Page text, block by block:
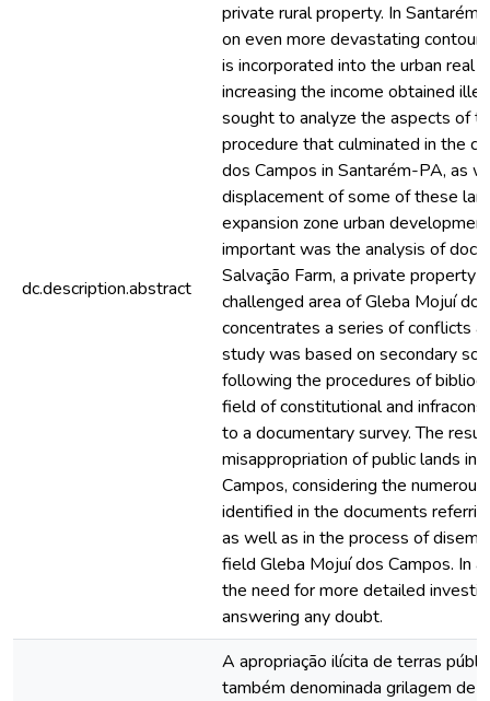
dc.description.abstract
private rural property. In
on even more devastating
is incorporated into the urban real
increasing the income obtained
sought to analyze the aspects of
procedure that culminated in the
dos Campos in Santarém-PA, as
displacement of some of these
expansion zone urban
important was the analysis of
Salvação Farm, a private property
challenged area of Gleba Mojuí
concentrates a series of conflicts
study was based on secondary
following the procedures of
field of constitutional and
to a documentary survey. The
misappropriation of public lands in
Campos, considering the
identified in the documents
as well as in the process of
field Gleba Mojuí dos Campos. In
the need for more detailed
answering any doubt.
A apropriação ilícita de terras
também denominada grilagem de